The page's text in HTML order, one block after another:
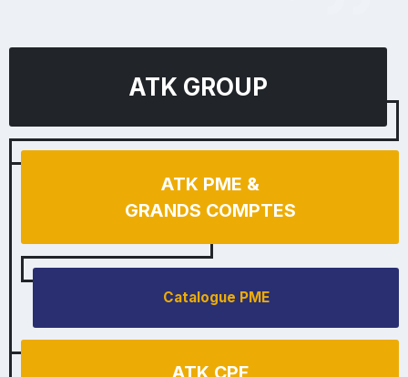
ATK GROUP
ATK PME &
GRANDS COMPTES
Catalogue PME